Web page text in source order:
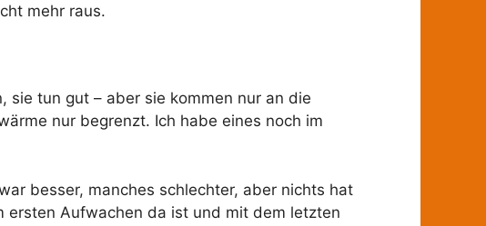
mehr raus.
sie tun gut – aber sie kommen nur an die
nur begrenzt. Ich habe eines noch im
besser, manches schlechter, aber nichts hat
ersten Aufwachen da ist und mit dem letzten